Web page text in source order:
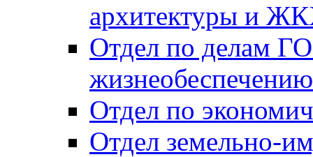
архитектуры и
Отдел по делам
Отдел по
Отдел земельно-